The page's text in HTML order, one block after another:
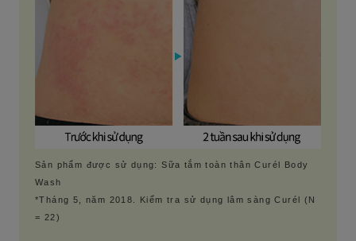
Sản phẩm được sử dụng: Sữa tắm toàn thân Curél Body
Wash
*Tháng 5, năm 2018. Kiểm tra sử dụng lâm sàng Curél (N
= 22)